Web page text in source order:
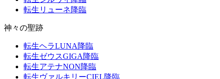
転生リューネ降臨
神々の聖跡
転生ヘラLUNA降臨
転生ゼウスGIGA降臨
転生アテナNON降臨
転生ヴァルキリーCIEL降臨